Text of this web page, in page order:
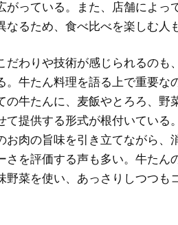
がっている。また、店舗によっ
るため、食べ比べを楽しむ人
だわりや技術が感じられるのも
。牛たん料理を語る上で重要な
の牛たんに、麦飯やとろろ、野
て提供する形式が根付いている
お肉の旨味を引き立てながら、
さを評価する声も多い。牛たん
野菜を使い、あっさりしつつも